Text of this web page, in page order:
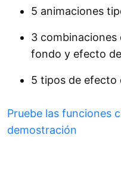
5 animaciones
3 combinaciones
fondo y efecto
5 tipos de efecto
Pruebe las funciones
demostración